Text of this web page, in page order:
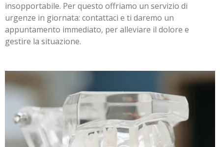
insopportabile. Per questo offriamo un servizio di
urgenze in giornata: contattaci e ti daremo un
appuntamento immediato, per alleviare il dolore e
gestire la situazione.